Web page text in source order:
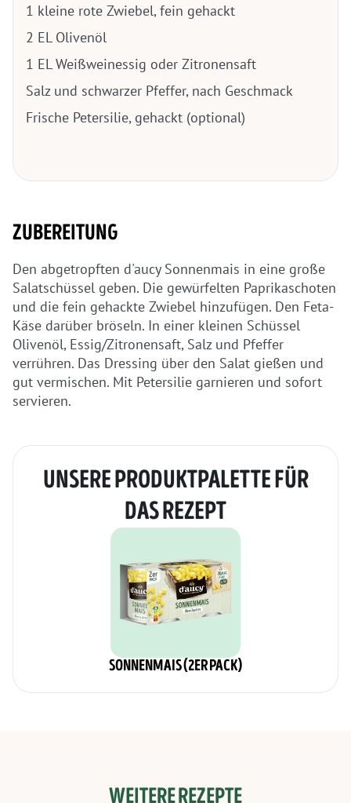
1 kleine rote Zwiebel, fein gehackt
2 EL Olivenöl
1 EL Weißweinessig oder Zitronensaft
Salz und schwarzer Pfeffer, nach Geschmack
Frische Petersilie, gehackt (optional)
ZUBEREITUNG
Den abgetropften d'aucy Sonnenmais in eine große
Salatschüssel geben. Die gewürfelten Paprikaschoten
und die fein gehackte Zwiebel hinzufügen. Den Feta-
Käse darüber bröseln. In einer kleinen Schüssel
Olivenöl, Essig/Zitronensaft, Salz und Pfeffer
verrühren. Das Dressing über den Salat gießen und
gut vermischen. Mit Petersilie garnieren und sofort
servieren.
UNSERE PRODUKTPALETTE FÜR
DAS REZEPT
SONNENMAIS (2ER PACK)
WEITERE REZEPTE